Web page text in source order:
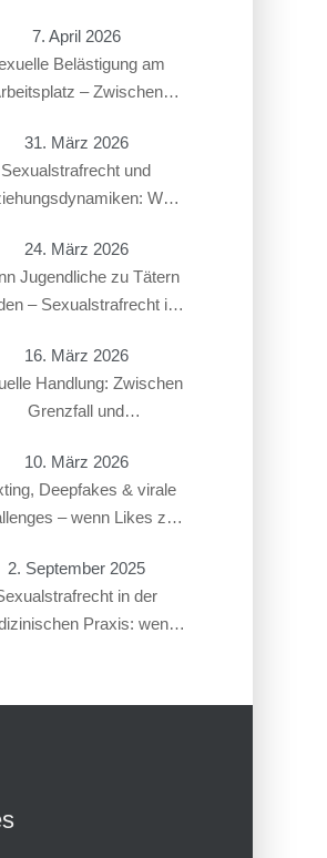
7. April 2026
Belästigung am
– Zwischen
von § 184i
mit arbeitsrechtlichen
Konsequenzen
31. März 2026
Sexualstrafrecht und
Was
in offenen Beziehungen?
24. März 2026
Jugendliche zu Tätern
– Sexualstrafrecht im
16. März 2026
Handlung: Zwischen
Grenzfall und
10. März 2026
Deepfakes & virale
– wenn Likes zur
2. September 2025
in der
Praxis: wenn
werden